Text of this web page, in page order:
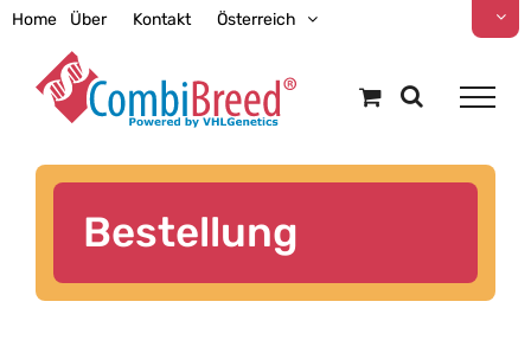
Zum
springen
Home Über Kontakt Österreich
Bestellung